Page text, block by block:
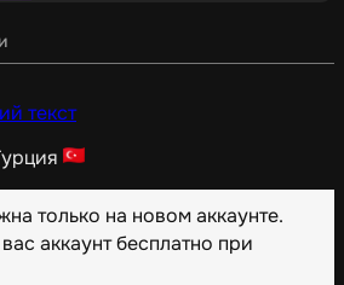
текст
только на новом аккаунте.
аккаунт бесплатно при